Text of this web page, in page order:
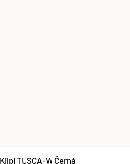
Kilpi TUSCA-W Černá